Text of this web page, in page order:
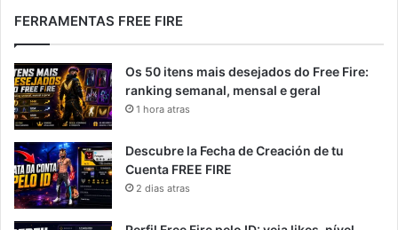
FERRAMENTAS FREE FIRE
Os 50 itens mais desejados do Free Fire:
ranking semanal, mensal e geral
1 hora atras
Descubre la Fecha de Creación de tu
Cuenta FREE FIRE
2 dias atras